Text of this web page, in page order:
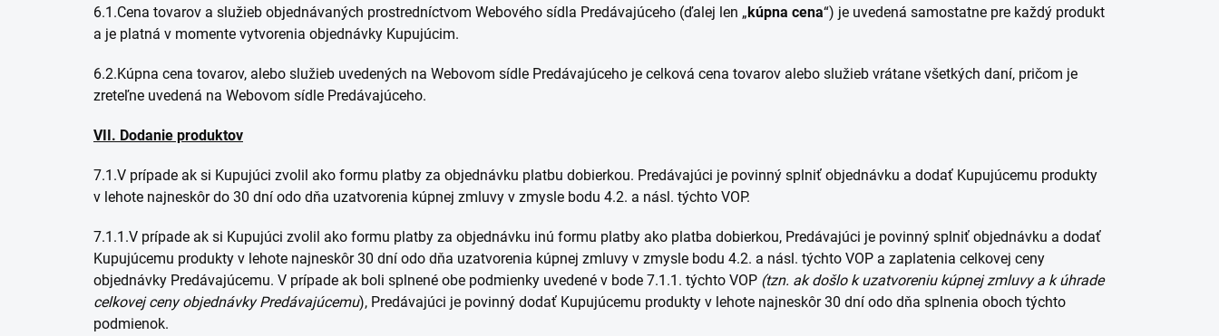
6.1.Cena tovarov a služieb objednávaných prostredníctvom Webového sídla Predávajúceho (ďalej len „kúpna cena“) je uvedená samostatne pre každý produkt
a je platná v momente vytvorenia objednávky Kupujúcim.
6.2.Kúpna cena tovarov, alebo služieb uvedených na Webovom sídle Predávajúceho je celková cena tovarov alebo služieb vrátane všetkých daní, pričom je
zreteľne uvedená na Webovom sídle Predávajúceho.
VII. Dodanie produktov
7.1.V prípade ak si Kupujúci zvolil ako formu platby za objednávku platbu dobierkou. Predávajúci je povinný splniť objednávku a dodať Kupujúcemu produkty
v lehote najneskôr do 30 dní odo dňa uzatvorenia kúpnej zmluvy v zmysle bodu 4.2. a násl. týchto VOP.
7.1.1.V prípade ak si Kupujúci zvolil ako formu platby za objednávku inú formu platby ako platba dobierkou, Predávajúci je povinný splniť objednávku a dodať
Kupujúcemu produkty v lehote najneskôr 30 dní odo dňa uzatvorenia kúpnej zmluvy v zmysle bodu 4.2. a násl. týchto VOP a zaplatenia celkovej ceny
objednávky Predávajúcemu. V prípade ak boli splnené obe podmienky uvedené v bode 7.1.1. týchto VOP (tzn. ak došlo k uzatvoreniu kúpnej zmluvy a k úhrade
celkovej ceny objednávky Predávajúcemu), Predávajúci je povinný dodať Kupujúcemu produkty v lehote najneskôr 30 dní odo dňa splnenia oboch týchto
podmienok.